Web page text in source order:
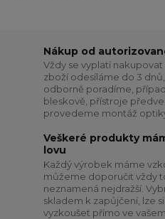
Nákup od
Vždy se vyplatí
zboží odesíláme do 3
odborně poradíme,
bleskově, přístroje
provedeme montáž
Veškeré produkty
lovu
Každý výrobek máme
můžeme doporučit vždy
neznamená nejdražší.
skladem k zapůjčení, lze
vyzkoušet přímo ve